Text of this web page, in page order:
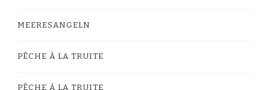
MEERESANGELN
PÊCHE À LA TRUITE
PÊCHE À LA TRUITE